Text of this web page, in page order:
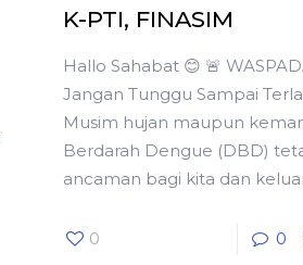
K-PTI, FINASIM
Hallo Sahabat 😊 🚨
Jangan Tunggu Sampai
Musim hujan maupun
Berdarah Dengue (DBD)
ancaman bagi kita dan
0 0